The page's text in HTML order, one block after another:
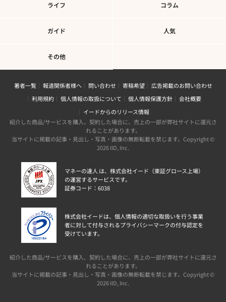
ライフ コラム
ガイド 人気
その他
著者一覧 報道関係者様へ 問い合わせ 寄稿希望
広告掲載のお問い合わせ
利用規約
個人情報の取扱について 個人情報保護方針
会社概要
イードからのリリース情報
紹介した商品/サービスを購入、契約した場合に、売上の一部が弊社サイトに還元さ
れることがあります。
当サイトに掲載の記事・見出し・写真・画像の無断転載を禁じます。Copyright ©
2026 IID, Inc.
マネーの達人 は、株式会社イード（東証グロース上場）
の運営するサービスです。
証券コード：6038
株式会社イードは、個人情報の適切な取扱いを行う事業
者に対して付与されるプライバシーマークの付与認定を
受けています。
紹介した商品/サービスを購入、契約した場合に、売上の一部が弊社サイトに還元さ
れることがあります。
当サイトに掲載の記事・見出し・写真・画像の無断転載を禁じます。Copyright ©
2026 IID, Inc.